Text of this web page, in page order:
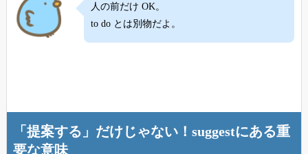
人の前だけ OK。
to do とは別物だよ。
「提案する」だけじゃない！suggestにある重
要な意味